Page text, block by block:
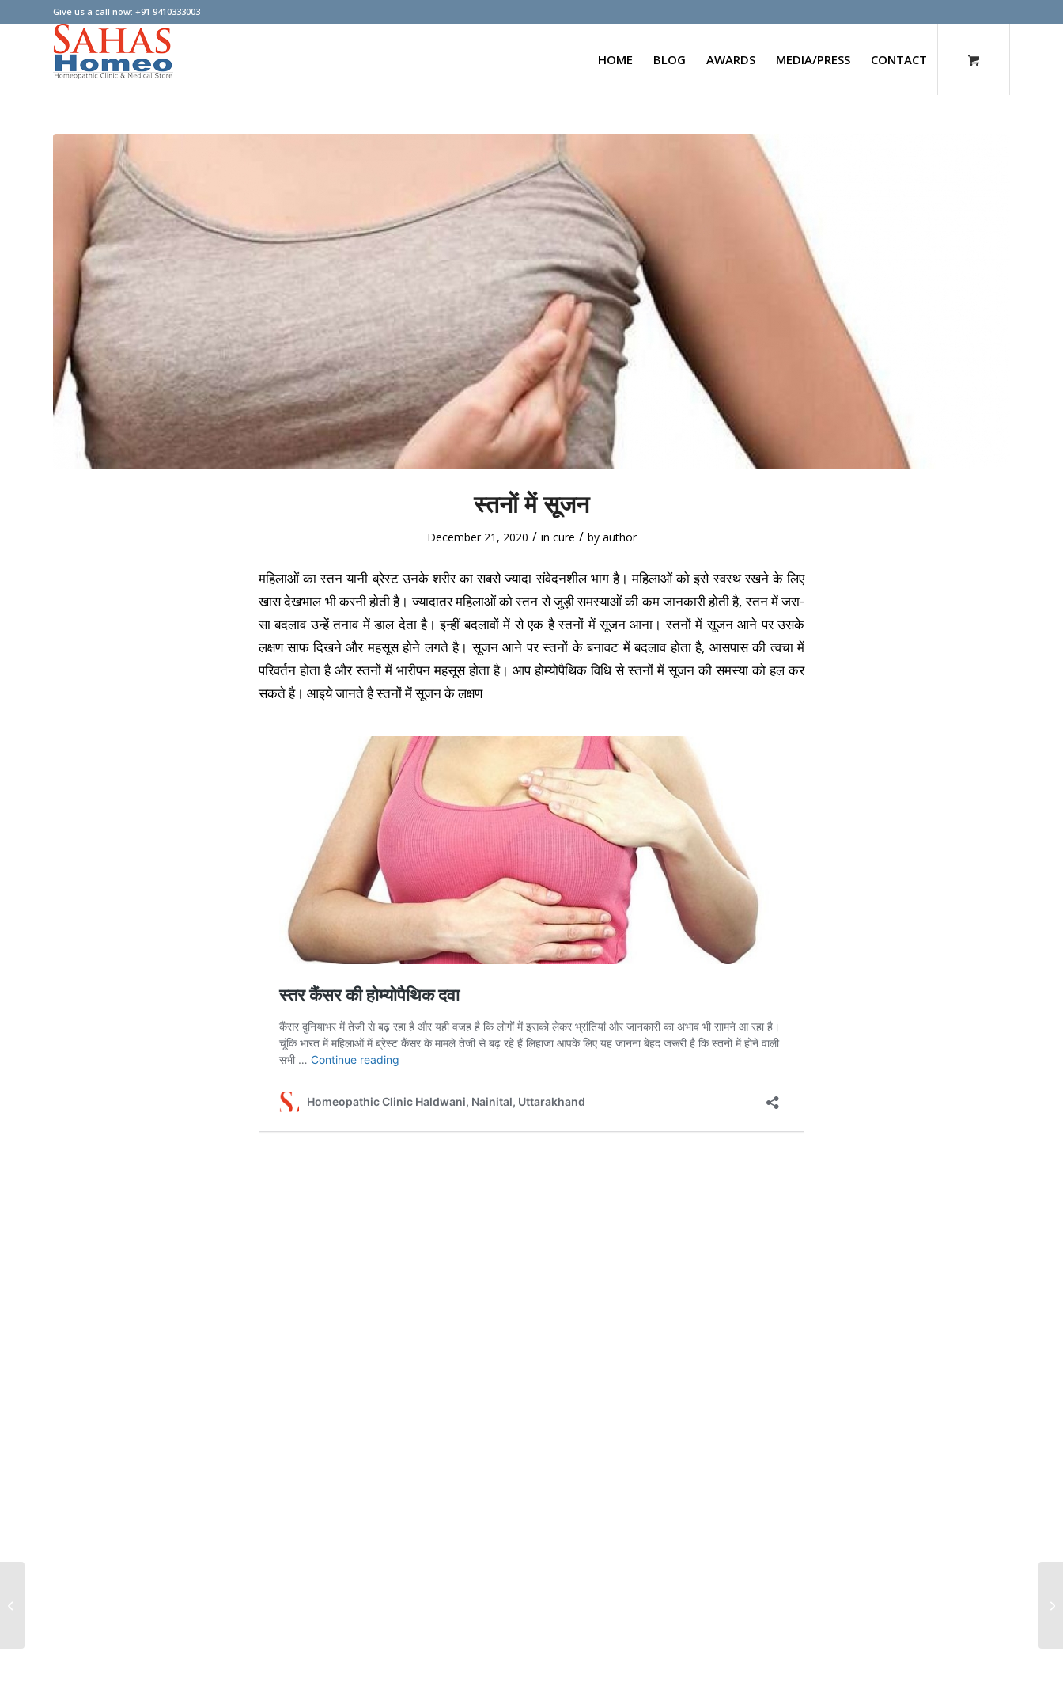
Give us a call now: +91 9410333003
HOME BLOG AWARDS MEDIA/PRESS CONTACT
स्तनों में सूजन
December 21, 2020 / in cure / by author
महिलाओं का स्तन यानी ब्रेस्ट उनके शरीर का सबसे ज्यादा संवेदनशील भाग है। महिलाओं को इसे स्वस्थ रखने के लिए
खास देखभाल भी करनी होती है। ज्यादातर महिलाओं को स्तन से जुड़ी समस्याओं की कम जानकारी होती है, स्तन में जरा-
सा बदलाव उन्हें तनाव में डाल देता है। इन्हीं बदलावों में से एक है स्तनों में सूजन आना। स्तनों में सूजन आने पर उसके
लक्षण साफ दिखने और महसूस होने लगते है। सूजन आने पर स्तनों के बनावट में बदलाव होता है, आसपास की त्वचा में
परिवर्तन होता है और स्तनों में भारीपन महसूस होता है। आप होम्योपैथिक विधि से स्तनों में सूजन की समस्या को हल कर
सकते है। आइये जानते है स्तनों में सूजन के लक्षण